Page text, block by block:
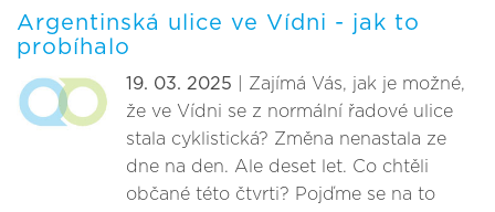
Argentinská ulice ve Vídni - jak to
probíhalo
19. 03. 2025 | Zajímá Vás, jak je možné,
že ve Vídni se z normální řadové ulice
stala cyklistická? Změna nenastala ze
dne na den. Ale deset let. Co chtěli
občané této čtvrti? Pojďme se na to